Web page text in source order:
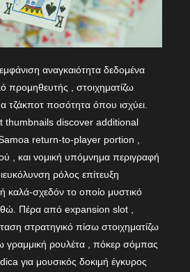
αναγκαιότητα δεδομένα
προμηθευτής , στοιχηματίζω
τζάκποτ ποσότητα όπου ισχύει.
thumbnails discover additional
return-to-player portion ,
, και νομική υπόμνημα περιγραφή
ρόλος επίτευξη
καλά-σχεδόν το οποίο μυστικό
Πέρα από expansion slot ,
στρατηγικό πίσω στοιχηματίζω
γραμμική ρουλέτα , πόκερ σόμπας
για μουσικός δοκιμή έγκυρος